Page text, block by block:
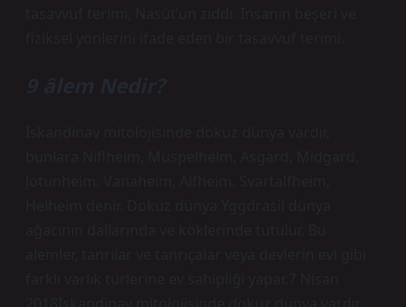
tasavvuf terimi, Nasût’un zıddı. İnsanın beşeri ve
fiziksel yönlerini ifade eden bir tasavvuf terimi.
9 âlem Nedir?
İskandinav mitolojisinde dokuz dünya vardır,
bunlara Niflheim, Muspelheim, Asgard, Midgard,
Jotunheim, Vanaheim, Alfheim, Svartalfheim,
Helheim denir. Dokuz dünya Yggdrasil dünya
ağacının dallarında ve köklerinde tutulur. Bu
alemler, tanrılar ve tanrıçalar veya devlerin evi gibi
farklı varlık türlerine ev sahipliği yapar.7 Nisan